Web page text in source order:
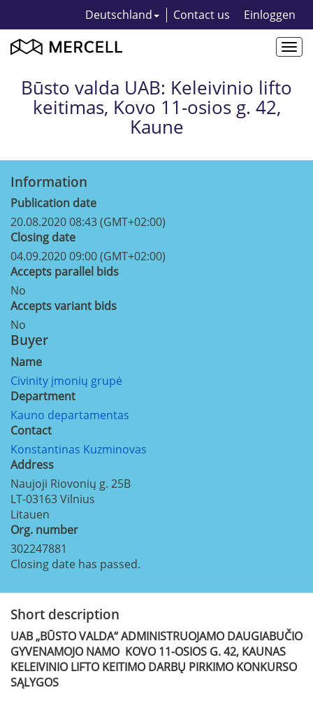
Deutschland Contact us Einloggen
Būsto valda UAB: Keleivinio lifto
keitimas, Kovo 11-osios g. 42,
Kaune
Information
Publication date
20.08.2020 08:43 (GMT+02:00)
Closing date
04.09.2020 09:00 (GMT+02:00)
Accepts parallel bids
No
Accepts variant bids
No
Buyer
Name
Civinity įmonių grupė
Department
Kauno departamentas
Contact
Konstantinas Kuzminovas
Address
Naujoji Riovonių g. 25B
LT-03163Vilnius
Litauen
Org. number
302247881
Closing date has passed.
Short description
UAB „BŪSTO VALDA“ ADMINISTRUOJAMO DAUGIABUČIO
GYVENAMOJO NAMO KOVO 11-OSIOS G. 42, KAUNAS
KELEIVINIO LIFTO KEITIMO DARBŲ PIRKIMO KONKURSO
SĄLYGOS